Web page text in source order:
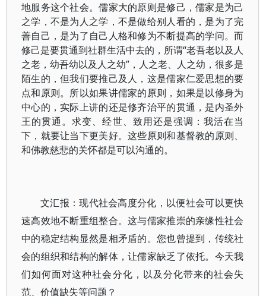
地服务这个社会。儒家大的原则是修己，儒家是为己
之学，不是为人之学，不是做给别人看的，是为了完
善自己，是为了自己人格和修为不断提高的学问。而
修己是要贯通到社群生活中去的，所谓“老吾老以及人
之老，幼吾幼以及人之幼”，人之老、人之幼，很多是
陌生的，但我们要推己及人，这是儒家仁爱思想的要
点和原则。所以如果讲儒家的原则，如果是以修身为
中心的，实际上讲的还是修齐治平的贯通，是内圣外
王的贯通。求变、经世、致用还是强调：我活在当
下，就要让当下更美好。这些原则和基督教的原则、
和佛教慈悲的关怀都是可以沟通的。
文汇报：现代社会高度分化，以便社会可以更快
速高效地不断重组整合。这与儒家推崇的亲缘性社会
中的稳定结构显然是相矛盾的。您也曾提到，传统社
会的组织和结构的解体，让儒家缺乏了依托。今天我
们如何面对这种社会分化，以及分化带来的社会失
范、价值缺失等问题？